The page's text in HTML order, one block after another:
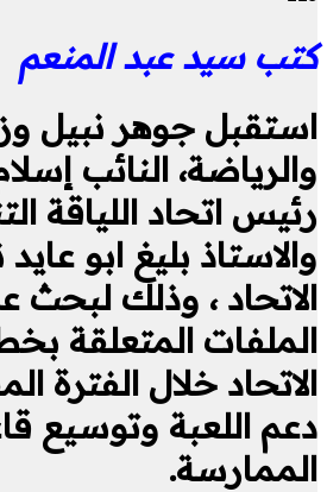
كتب سيد عبد المنعم
استقبل جوهر نبيل
والرياضة، النائب
رئيس اتحاد اللياقة
والاستاذ بليغ ابو
الاتحاد ، وذلك لبحث
الملفات المتعلقة
الاتحاد خلال الفترة
دعم اللعبة وتوسيع
الممارسة.